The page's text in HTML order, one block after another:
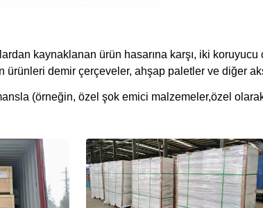
kaynaklanan ürün hasarına karşı, iki
demir çerçeveler, ahşap paletler ve diğer
(örneğin, özel şok emici malzemeler,özel